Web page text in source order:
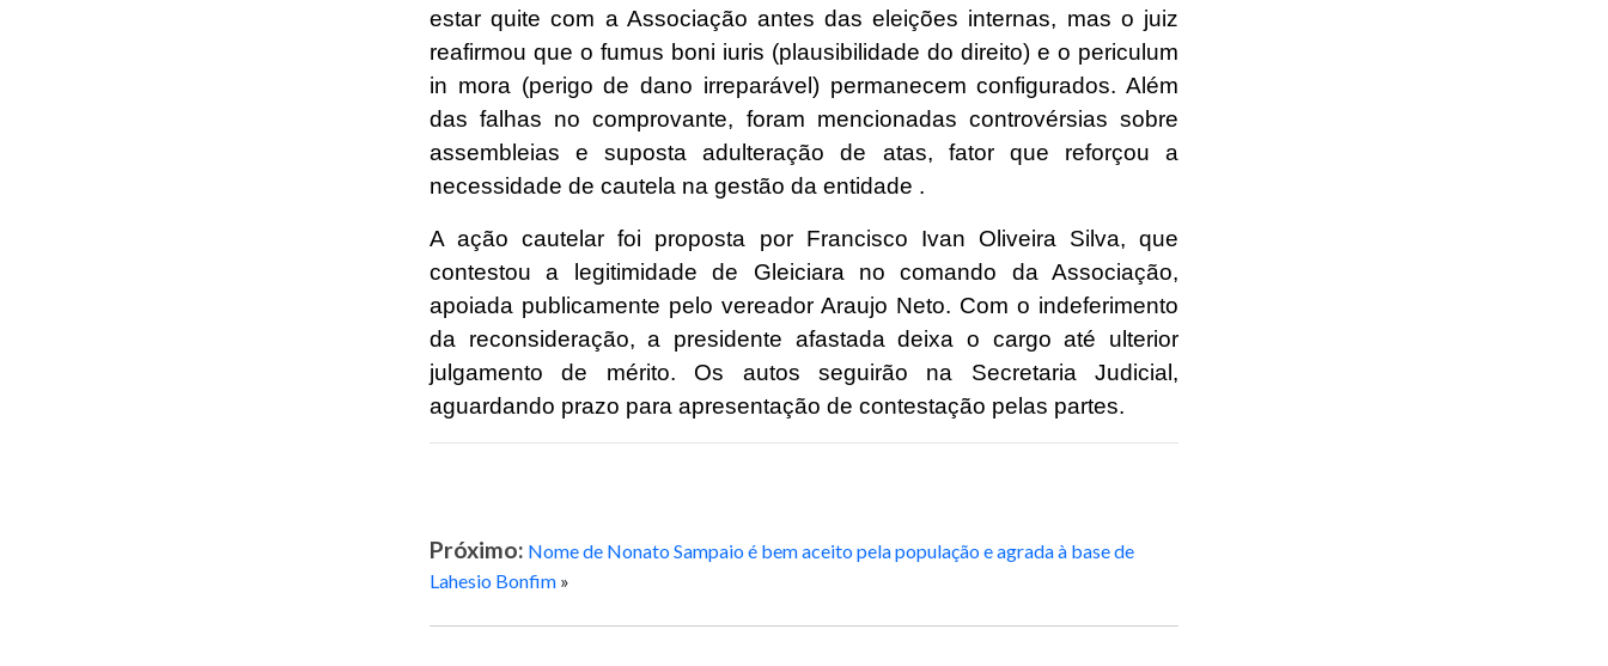
estar quite com a Associação antes das eleições internas, mas o juiz
reafirmou que o fumus boni iuris (plausibilidade do direito) e o periculum
in mora (perigo de dano irreparável) permanecem configurados. Além
das falhas no comprovante, foram mencionadas controvérsias sobre
assembleias e suposta adulteração de atas, fator que reforçou a
necessidade de cautela na gestão da entidade .
A ação cautelar foi proposta por Francisco Ivan Oliveira Silva, que
contestou a legitimidade de Gleiciara no comando da Associação,
apoiada publicamente pelo vereador Araujo Neto. Com o indeferimento
da reconsideração, a presidente afastada deixa o cargo até ulterior
julgamento de mérito. Os autos seguirão na Secretaria Judicial,
aguardando prazo para apresentação de contestação pelas partes.
Próximo: Nome de Nonato Sampaio é bem aceito pela população e agrada à base de
Lahesio Bonfim »